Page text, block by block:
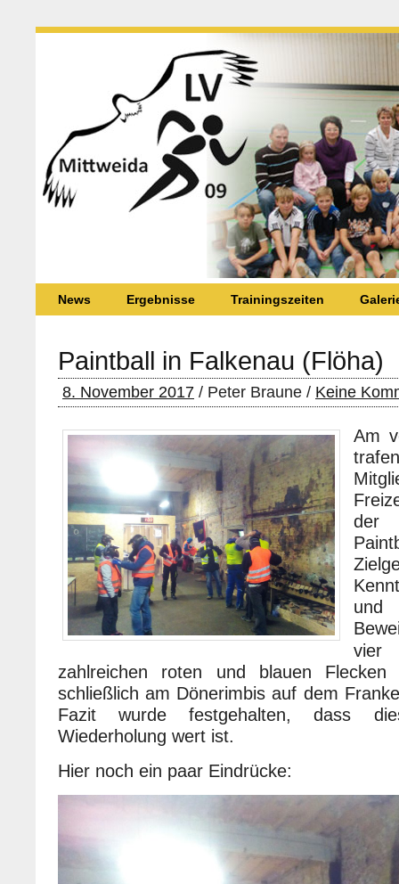
News Ergebnisse Trainingszeiten
Paintball in Falkenau (Flöha)
8. November 2017 / Peter Braune / Keine
Am
und
zahlreichen roten und blauen
schließlich am Dönerimbis auf dem
Fazit wurde festgehalten, dass
Wiederholung wert ist.
Hier noch ein paar Eindrücke: